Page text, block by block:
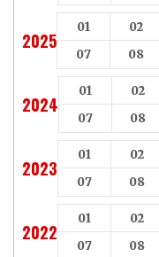
2025
01 02
07
08
2024
01 02
07
08
2023
01 02
07
08
2022
01 02
07
08